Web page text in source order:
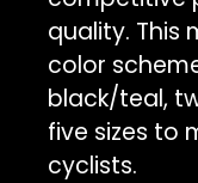
quality. This
color
black/teal,
five sizes to
cyclists.